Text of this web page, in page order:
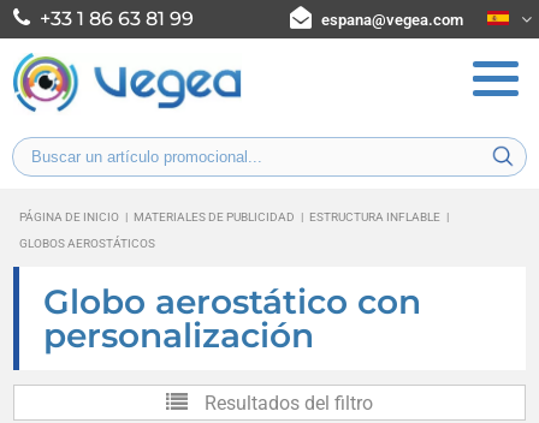
+33 1 86 63 81 99 espana@vegea.com
PÁGINA DE INICIO | MATERIALES DE PUBLICIDAD | ESTRUCTURA INFLABLE |
GLOBOS AEROSTÁTICOS
Globo aerostático con
personalización
Resultados del filtro